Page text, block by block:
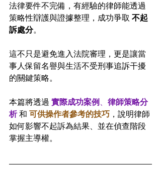
法律要件不完備，有經驗的律師能透過
策略性辯護與證據整理，成功爭取 不起
訴處分。
這不只是避免進入法院審理，更是讓當
事人保留名譽與生活不受刑事追訴干擾
的關鍵策略。
本篇將透過 實際成功案例 、 律師策略分
析 和 可供操作者參考的技巧 ，說明律師
如何影響不起訴為結果、並在偵查階段
掌握主導權。